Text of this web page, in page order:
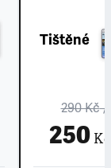
Tištěné
290 Kč/
250Kč